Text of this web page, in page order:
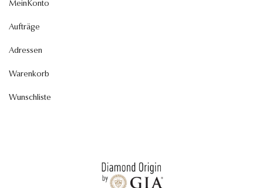
MeinKonto
Aufträge
Adressen
Warenkorb
Wunschliste